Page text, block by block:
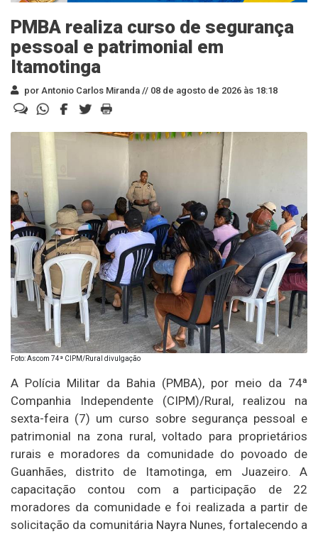
PMBA realiza curso de segurança
pessoal e patrimonial em
Itamotinga
por Antonio Carlos Miranda // 08 de agosto de 2026 às 18:18
Foto: Ascom 74ª CIPM/Rural divulgação
A Polícia Militar da Bahia (PMBA), por meio da 74ª
Companhia Independente (CIPM)/Rural, realizou na
sexta-feira (7) um curso sobre segurança pessoal e
patrimonial na zona rural, voltado para proprietários
rurais e moradores da comunidade do povoado de
Guanhães, distrito de Itamotinga, em Juazeiro. A
capacitação contou com a participação de 22
moradores da comunidade e foi realizada a partir de
solicitação da comunitária Nayra Nunes, fortalecendo a